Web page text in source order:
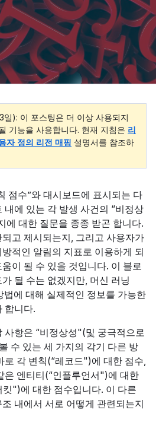
): 이 포스팅은 더 이상 사용되지
기능을 사용합니다. 현재 지침은 리
자 정의 리전 매핑 설명서를 참조하
점수”와 대시보드에 표시되는 다
내에 있는 각 발생 사건의 “비정상
에 대한 질문을 종종 받곤 합니다.
고 제시되는지, 그리고 사용자가
적인 알림의 지표로 이용하게 되
이 될 수 있을 것입니다. 이 블로
될 수는 없겠지만, 머신 러닝
에 대해 실제적인 정보를 가능한
합니다.
사항은 “비정상성"(및 궁극적으로
수 있는 세 가지의 각기 다른 방
로 각 변칙(“레코드")에 대한 점수,
은 엔티티(“인플루언서")에 대한
")에 대한 점수입니다. 이 다른
내에서 서로 어떻게 관련되는지